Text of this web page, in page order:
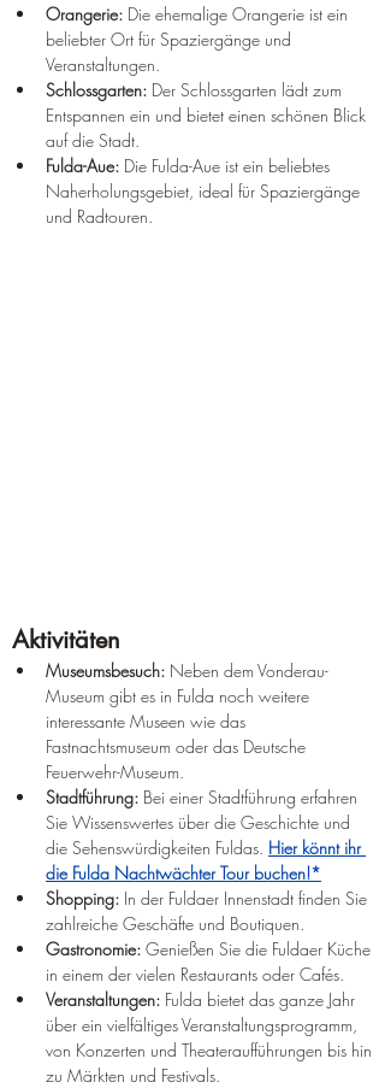
Orangerie: Die ehemalige Orangerie ist ein
beliebter Ort für Spaziergänge und
Veranstaltungen.
Schlossgarten: Der Schlossgarten lädt zum
Entspannen ein und bietet einen schönen Blick
auf die Stadt.
Fulda-Aue: Die Fulda-Aue ist ein beliebtes
Naherholungsgebiet, ideal für Spaziergänge
und Radtouren.
Aktivitäten
Museumsbesuch: Neben dem Vonderau-
Museum gibt es in Fulda noch weitere
interessante Museen wie das
Fastnachtsmuseum oder das Deutsche
Feuerwehr-Museum.
Stadtführung: Bei einer Stadtführung erfahren
Sie Wissenswertes über die Geschichte und
die Sehenswürdigkeiten Fuldas. Hier könnt ihr
die Fulda Nachtwächter Tour buchen!*
Shopping: In der Fuldaer Innenstadt finden Sie
zahlreiche Geschäfte und Boutiquen.
Gastronomie: Genießen Sie die Fuldaer Küche
in einem der vielen Restaurants oder Cafés.
Veranstaltungen: Fulda bietet das ganze Jahr
über ein vielfältiges Veranstaltungsprogramm,
von Konzerten und Theateraufführungen bis hin
zu Märkten und Festivals.